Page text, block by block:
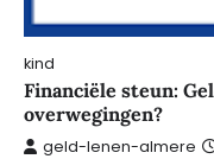
kind
Financiële steun:
overwegingen?
geld-lenen-almere